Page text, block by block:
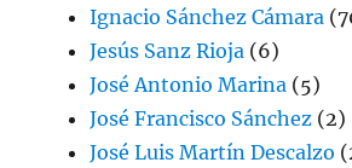
Ignacio Sánchez Cámara
Jesús Sanz Rioja (6)
José Antonio Marina (5)
José Francisco Sánchez (2)
José Luis Martín Descalzo